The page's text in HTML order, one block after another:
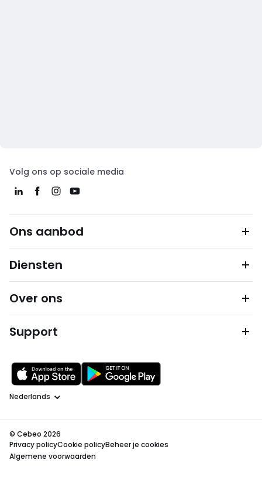
Volg ons op sociale media
Ons aanbod
Diensten
Over ons
Support
Taal
© Cebeo 2026
Privacy policyCookie policyBeheer je cookies
Algemene voorwaarden